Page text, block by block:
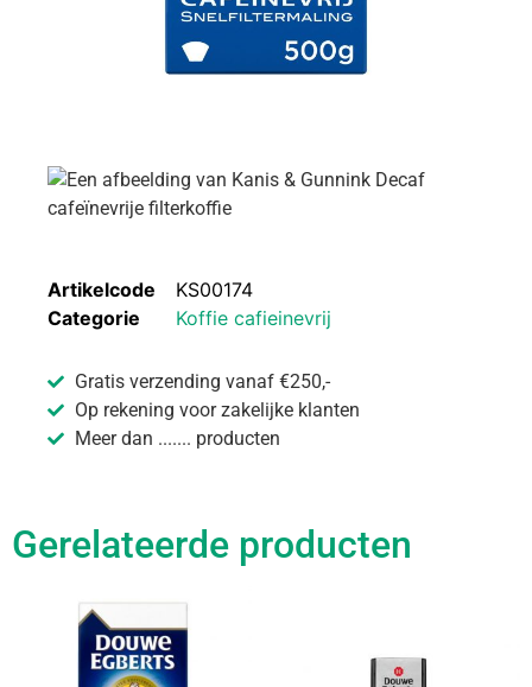
Artikelcode
KS00174
Categorie
Koffie cafieinevrij
Gratis verzending vanaf €250,-
Op rekening voor zakelijke klanten
Meer dan ....... producten
Gerelateerde producten